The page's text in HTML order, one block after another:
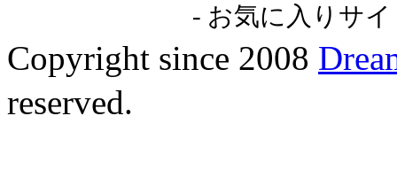
- お気に入りサ
Copyright since 2008
reserved.